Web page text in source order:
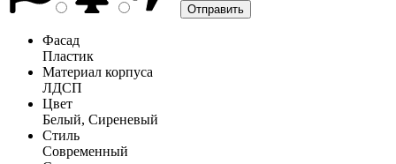
Фасад
Пластик
Материал корпуса
ЛДСП
Цвет
Белый, Сиреневый
Стиль
Современный